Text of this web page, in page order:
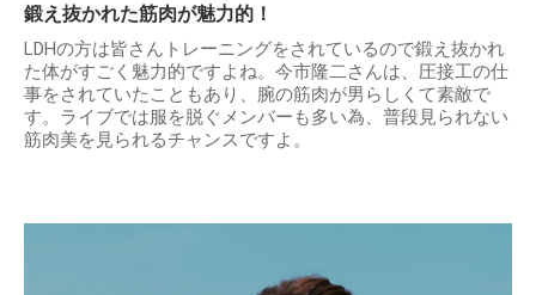
鍛え抜かれた筋肉が魅力的！
LDHの方は皆さんトレーニングをされているので鍛え抜かれ
た体がすごく魅力的ですよね。今市隆二さんは、圧接工の仕
事をされていたこともあり、腕の筋肉が男らしくて素敵で
す。ライブでは服を脱ぐメンバーも多い為、普段見られない
筋肉美を見られるチャンスですよ。